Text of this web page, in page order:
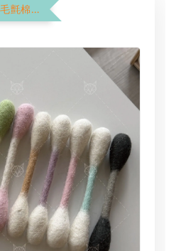
$199加購價｜超好玩羊毛氈棉花棒